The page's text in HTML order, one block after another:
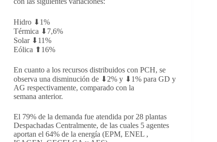
Hidro ⬇1%
Térmica ⬇7,6%
Solar ⬇11%
Eólica ⬆16%
En cuanto a los recursos distribuidos con PCH, se
observa una disminución de ⬇2% y ⬇1% para GD y
AG respectivamente, comparado con la
semana anterior.
El 79% de la demanda fue atendida por 28 plantas
Despachadas Centralmente, de las cuales 5 agentes
aportan el 64% de la energía (EPM, ENEL ,